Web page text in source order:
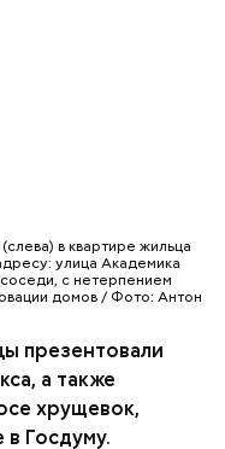
в квартире жильца
улица Академика
с нетерпением
домов / Фото: Антон
презентовали
а также
хрущевок,
Госдуму.
фонда
быть переселены
в Госдуму 10
будут учтены
снесут только те
согласие.
образования
дополнительной
педагогов и
из года в год».
подготовку в
образования. В
обучили в
чем в прошлом: